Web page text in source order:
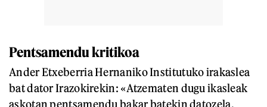
Pentsamendu kritikoa
Ander Etxeberria Hernaniko Institutuko irakaslea
bat dator Irazokirekin: «Atzematen dugu ikasleak
askotan pentsamendu bakar batekin datozela,